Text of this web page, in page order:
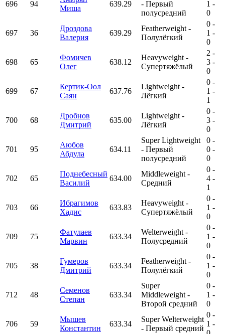
696 94
Миша
639.29
- Первый
полусредний
1 -
0
697 36
Дроздова
Валерия
639.29
Featherweight -
Полулёгкий
0 -
1 -
0
698 65
Фомичев
Олег
638.12
Heavyweight -
Супертяжёлый
2 -
3 -
0
699 67
Кертик-Оол
Саян
637.76
Lightweight -
Лёгкий
0 -
1 -
1
700 68
Дробнов
Дмитрий
635.00
Lightweight -
Лёгкий
0 -
3 -
0
701 95
Аюбов
Абдула
634.11
Super Lightweight
- Первый
полусредний
0 -
0 -
0
702 65
Поднебесный
Василий
634.00
Middleweight -
Средний
0 -
4 -
1
703 66
Ибрагимов
Хадис
633.83
Heavyweight -
Супертяжёлый
0 -
1 -
0
709 75
Фатулаев
Марвин
633.34
Welterweight -
Полусредний
0 -
1 -
0
705 38
Гумеров
Дмитрий
633.34
Featherweight -
Полулёгкий
0 -
1 -
0
712 48
Семенов
Степан
633.34
Super
Middleweight -
Второй средний
0 -
1 -
0
706 59
Мышев
Константин
633.34
Super Welterweight
- Первый средний
0 -
1 -